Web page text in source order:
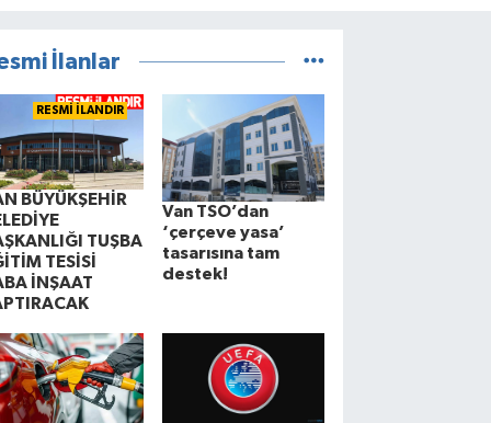
İlanlar
RESMİ İLANDIR
BÜYÜKŞEHİR
TUŞBA
TESİSİ
İNŞAAT
Van TSO’dan
‘çerçeve yasa’
tasarısına tam
destek!